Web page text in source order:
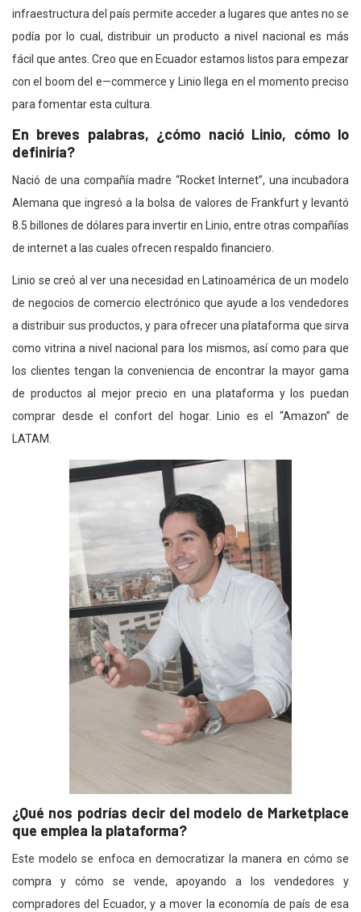
infraestructura del país permite acceder a lugares que antes no se
podía por lo cual, distribuir un producto a nivel nacional es más
fácil que antes. Creo que en Ecuador estamos listos para empezar
con el boom del e—commerce y Linio llega en el momento preciso
para fomentar esta cultura.
En breves palabras, ¿cómo nació Linio, cómo lo
definiría?
Nació de una compañía madre “Rocket Internet”, una incubadora
Alemana que ingresó a la bolsa de valores de Frankfurt y levantó
8.5 billones de dólares para invertir en Linio, entre otras compañías
de internet a las cuales ofrecen respaldo financiero.
Linio se creó al ver una necesidad en Latinoamérica de un modelo
de negocios de comercio electrónico que ayude a los vendedores
a distribuir sus productos, y para ofrecer una plataforma que sirva
como vitrina a nivel nacional para los mismos, así como para que
los clientes tengan la conveniencia de encontrar la mayor gama
de productos al mejor precio en una plataforma y los puedan
comprar desde el confort del hogar. Linio es el “Amazon” de
LATAM.
¿Qué nos podrías decir del modelo de Marketplace
que emplea la plataforma?
Este modelo se enfoca en democratizar la manera en cómo se
compra y cómo se vende, apoyando a los vendedores y
compradores del Ecuador, y a mover la economía de país de esa